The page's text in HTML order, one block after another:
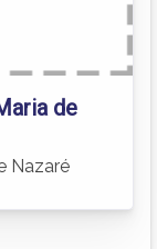
de
Nazaré